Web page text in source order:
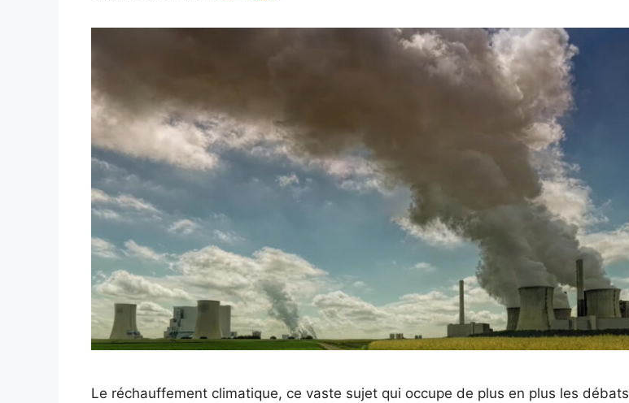
Le réchauffement climatique, ce vaste sujet qui occupe de plus en plus les débats